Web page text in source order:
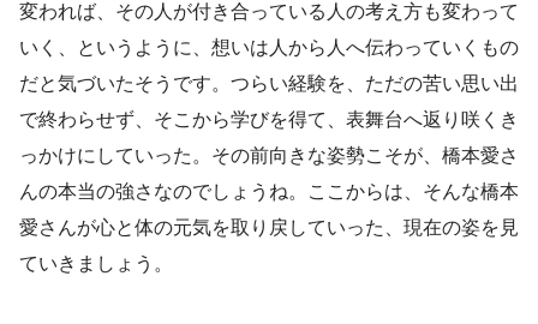
変われば、その人が付き合っている人の考え方も変わって
いく、というように、想いは人から人へ伝わっていくもの
だと気づいたそうです。つらい経験を、ただの苦い思い出
で終わらせず、そこから学びを得て、表舞台へ返り咲くき
っかけにしていった。その前向きな姿勢こそが、橋本愛さ
んの本当の強さなのでしょうね。ここからは、そんな橋本
愛さんが心と体の元気を取り戻していった、現在の姿を見
ていきましょう。